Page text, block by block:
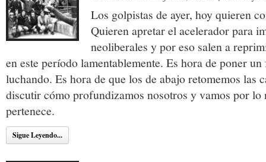
Los golpistas de ayer, hoy quieren
Quieren apretar el acelerador para
neoliberales y por eso salen a
en este período lamentablemente. Es hora de poner
luchando. Es hora de que los de abajo retomemos las
discutir cómo profundizamos nosotros y vamos por lo
pertenece.
Sigue Leyendo...